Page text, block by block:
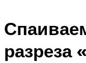
разреза